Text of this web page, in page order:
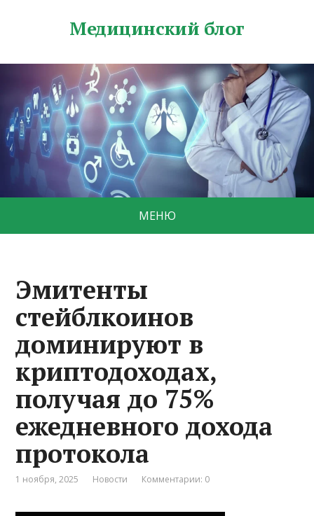
Медицинский блог
МЕНЮ
Эмитенты
стейблкоинов
доминируют в
криптодоходах,
получая до 75%
ежедневного дохода
протокола
1 ноября, 2025 Новости Комментарии: 0